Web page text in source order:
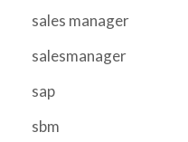
sales manager
salesmanager
sap
sbm